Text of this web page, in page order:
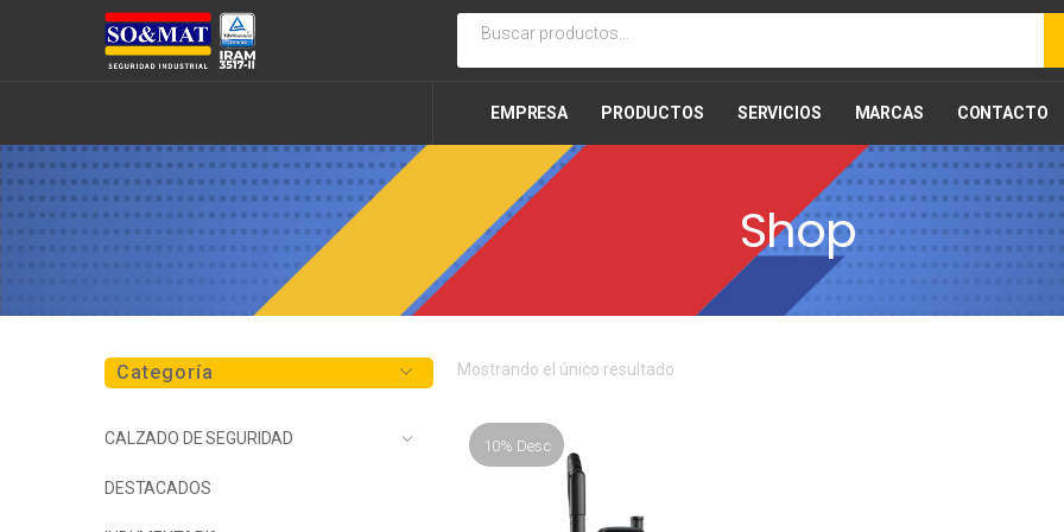
EMPRESA PRODUCTOS SERVICIOS MARCAS CONTACTO
Shop
Categoría
CALZADO DE SEGURIDAD
DESTACADOS
Mostrando el único resultado
10% Desc